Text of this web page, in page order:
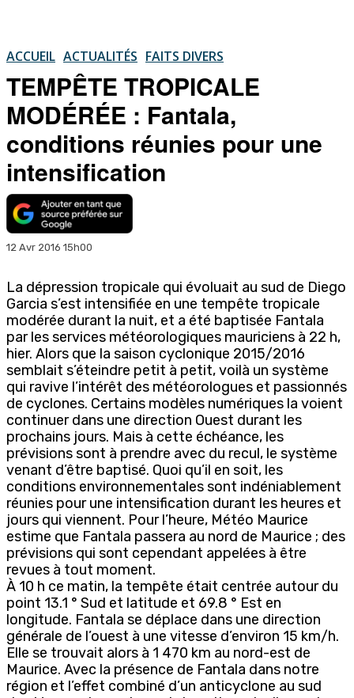
ACCUEIL ACTUALITÉS FAITS DIVERS
TEMPÊTE TROPICALE
MODÉRÉE : Fantala,
conditions réunies pour une
intensification
12 Avr 2016 15h00
La dépression tropicale qui évoluait au sud de Diego
Garcia s’est intensifiée en une tempête tropicale
modérée durant la nuit, et a été baptisée Fantala
par les services météorologiques mauriciens à 22 h,
hier. Alors que la saison cyclonique 2015/2016
semblait s’éteindre petit à petit, voilà un système
qui ravive l’intérêt des météorologues et passionnés
de cyclones. Certains modèles numériques la voient
continuer dans une direction Ouest durant les
prochains jours. Mais à cette échéance, les
prévisions sont à prendre avec du recul, le système
venant d’être baptisé. Quoi qu’il en soit, les
conditions environnementales sont indéniablement
réunies pour une intensification durant les heures et
jours qui viennent. Pour l’heure, Météo Maurice
estime que Fantala passera au nord de Maurice ; des
prévisions qui sont cependant appelées à être
revues à tout moment.
À 10 h ce matin, la tempête était centrée autour du
point 13.1 ° Sud et latitude et 69.8 ° Est en
longitude. Fantala se déplace dans une direction
générale de l’ouest à une vitesse d’environ 15 km/h.
Elle se trouvait alors à 1 470 km au nord-est de
Maurice. Avec la présence de Fantala dans notre
région et l’effet combiné d’un anticyclone au sud